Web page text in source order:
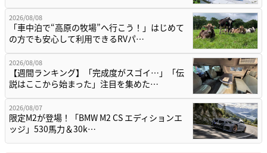
2026/08/08
「車中泊で“高原の牧場”へ行こう！」はじめて
の方でも安心して利用できるRVパ…
2026/08/08
【週間ランキング】「完成度がスゴイ…」「伝
説はここから始まった」注目を集めた…
2026/08/07
限定M2が登場！「BMW M2 CS エディションエ
ッジ」530馬力＆30k…